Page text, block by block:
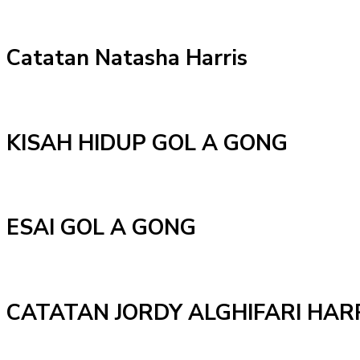
Catatan Natasha Harris
KISAH HIDUP GOL A GONG
ESAI GOL A GONG
CATATAN JORDY ALGHIFARI